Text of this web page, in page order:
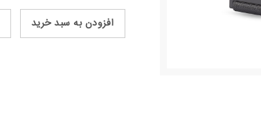
افزودن به سبد خرید